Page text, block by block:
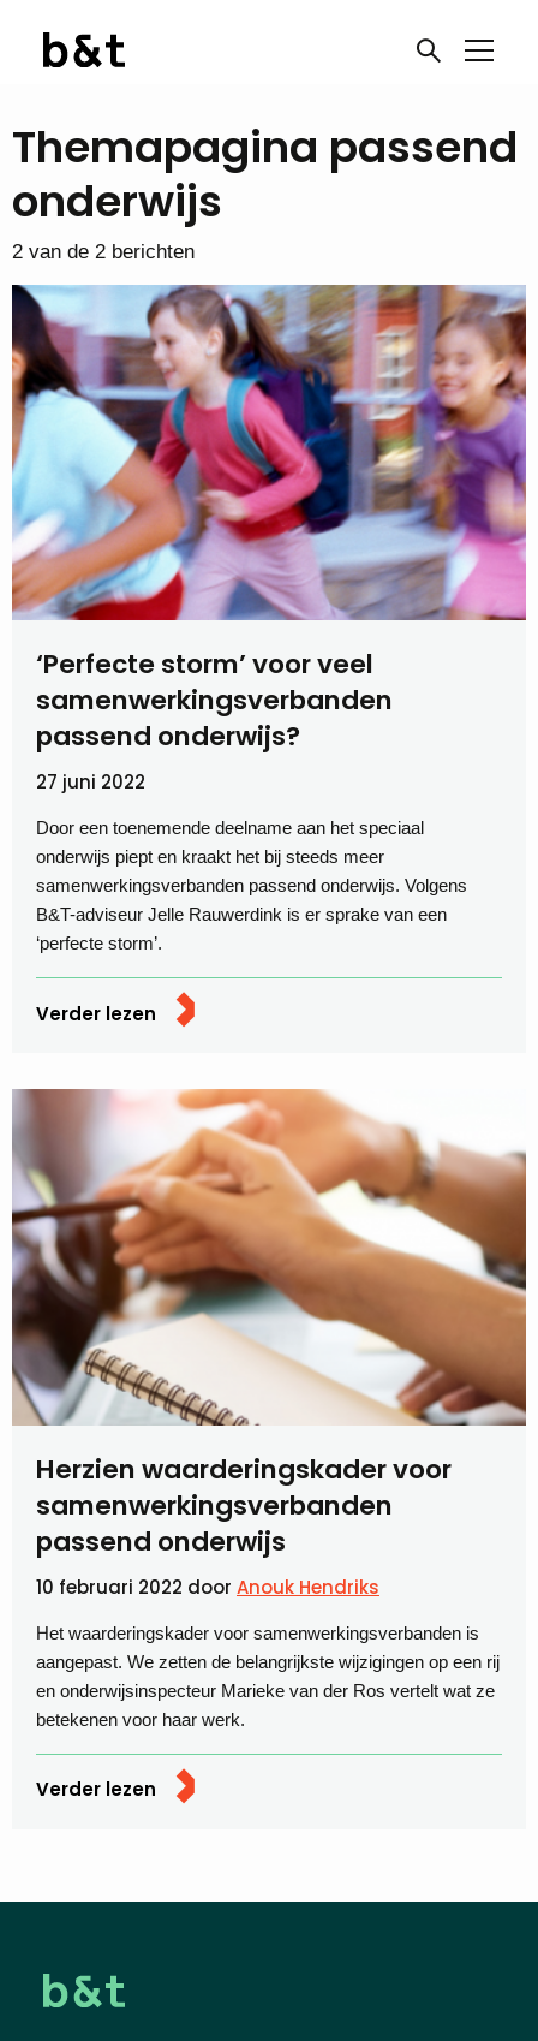
Themapagina passend
onderwijs
2 van de 2 berichten
‘Perfecte storm’ voor veel
samenwerkingsverbanden
passend onderwijs?
27 juni 2022
Door een toenemende deelname aan het speciaal
onderwijs piept en kraakt het bij steeds meer
samenwerkingsverbanden passend onderwijs. Volgens
B&T-adviseur Jelle Rauwerdink is er sprake van een
‘perfecte storm’.
Verder lezen
Herzien waarderingskader voor
samenwerkingsverbanden
passend onderwijs
10 februari 2022 door Anouk Hendriks
Het waarderingskader voor samenwerkingsverbanden is
aangepast. We zetten de belangrijkste wijzigingen op een rij
en onderwijsinspecteur Marieke van der Ros vertelt wat ze
betekenen voor haar werk.
Verder lezen